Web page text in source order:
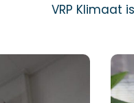
VRP Klimaat